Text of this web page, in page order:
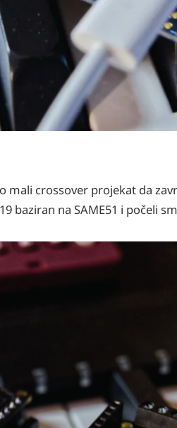
crossover projekat da
baziran na SAME51 i počeli